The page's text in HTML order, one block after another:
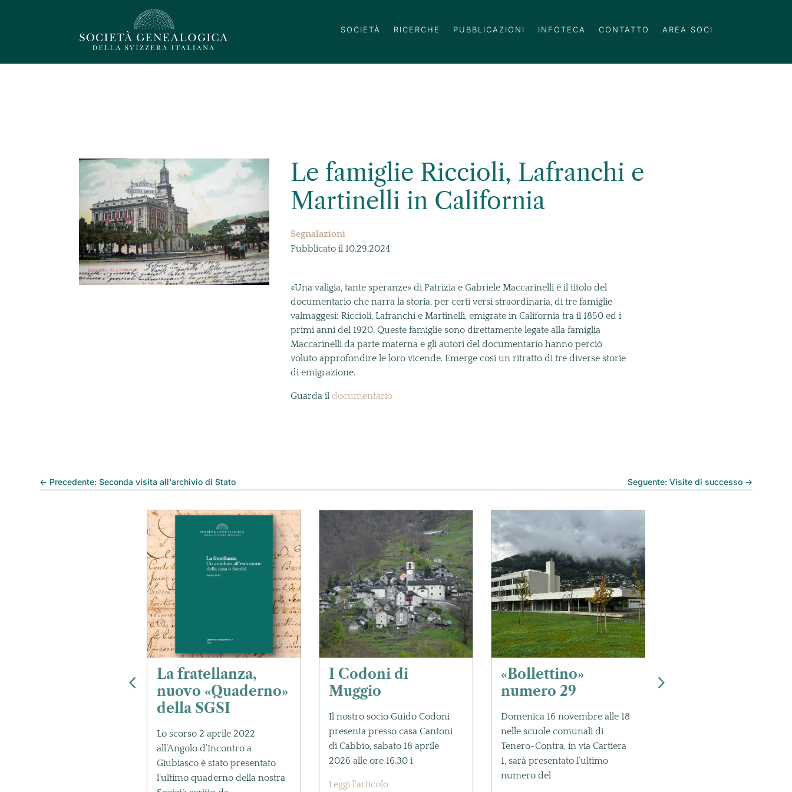
SOCIETÀ RICERCHE PUBBLICAZIONI INFOTECA CONTATTO AREA SOCI
Le famiglie Riccioli, Lafranchi e
Martinelli in California
Segnalazioni
Pubblicato il 10.29.2024
«Una valigia, tante speranze» di Patrizia e Gabriele Maccarinelli è il titolo del
documentario che narra la storia, per certi versi straordinaria, di tre famiglie
valmaggesi: Riccioli, Lafranchi e Martinelli, emigrate in California tra il 1850 ed i
primi anni del 1920. Queste famiglie sono direttamente legate alla famiglia
Maccarinelli da parte materna e gli autori del documentario hanno perciò
voluto approfondire le loro vicende. Emerge così un ritratto di tre diverse storie
di emigrazione.
Guarda il documentario
← Precedente: Seconda visita all'archivio di Stato Seguente: Visite di successo→
La fratellanza,
nuovo «Quaderno»
della SGSI
Lo scorso 2 aprile 2022
all’Angolo d’Incontro a
Giubiasco è stato presentato
l’ultimo quaderno della nostra
I Codoni di
Muggio
Il nostro socio Guido Codoni
presenta presso casa Cantoni
di Cabbio, sabato 18 aprile
2026 alle ore 16.30 i
Leggi l'articolo
«Bollettino»
numero 29
Domenica 16 novembre alle 18
nelle scuole comunali di
Tenero-Contra, in via Cartiera
1, sarà presentato l’ultimo
numero del